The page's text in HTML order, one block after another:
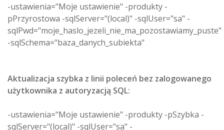
-ustawienia="Moje ustawienie" -produkty -
pPrzyrostowa -sqlServer="(local)" -sqlUser="sa" -
sqlPwd="moje_haslo_jezeli_nie_ma_pozostawiamy_puste"
-sqlSchema="baza_danych_subiekta"
Aktualizacja szybka z linii poleceń bez zalogowanego
użytkownika z autoryzacją SQL:
-ustawienia="Moje ustawienie" -produkty -pSzybka -
sqlServer="(local)" -sqlUser="sa" -